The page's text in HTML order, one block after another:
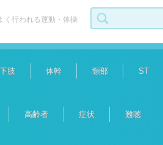
く行われる運動・体操
検索:
下肢 体幹 頸部 ST
高齢者 症状 難聴